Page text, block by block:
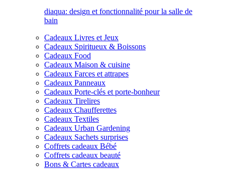
diaqua: design et fonctionnalité pour la salle de
bain
Cadeaux Livres et Jeux
Cadeaux Spiritueux & Boissons
Cadeaux Food
Cadeaux Maison & cuisine
Cadeaux Farces et attrapes
Cadeaux Panneaux
Cadeaux Porte-clés et porte-bonheur
Cadeaux Tirelires
Cadeaux Chaufferettes
Cadeaux Textiles
Cadeaux Urban Gardening
Cadeaux Sachets surprises
Coffrets cadeaux Bébé
Coffrets cadeaux beauté
Bons & Cartes cadeaux